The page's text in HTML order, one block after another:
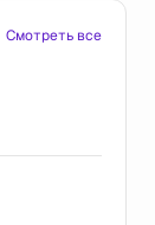
Смотреть все